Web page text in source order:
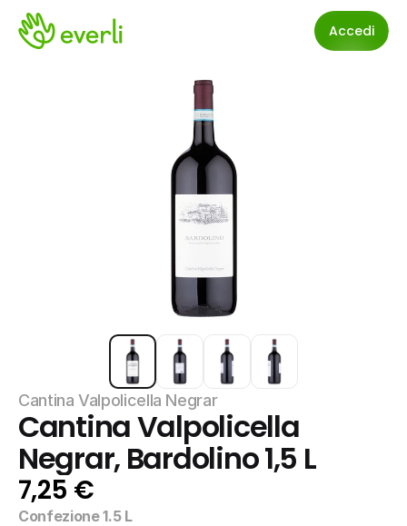
Accedi
Cantina Valpolicella Negrar
Cantina Valpolicella
Negrar, Bardolino 1,5 L
7,25 €
Confezione 1.5 L